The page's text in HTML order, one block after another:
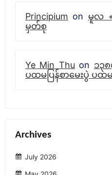
Principium on မူလ
မှတ်စု
Ye Min Thu on ၁၃
ပထမပြန်စာမေးပွဲ ပ
Archives
July 2026